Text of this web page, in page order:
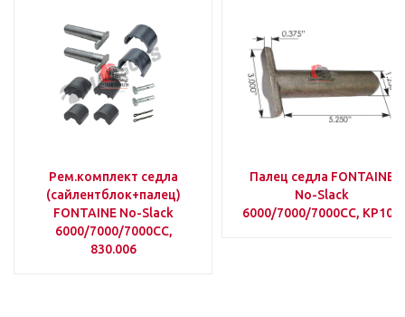
Рем.комплект седла
(сайлентблок+палец)
FONTAINE No-Slack
6000/7000/7000CC,
830.006
Палец седла FONTAINE
No-Slack
6000/7000/7000CC, KP106